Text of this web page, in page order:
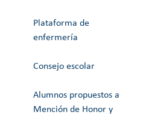
Plataforma de
enfermería
Consejo escolar
Alumnos propuestos a
Mención de Honor y